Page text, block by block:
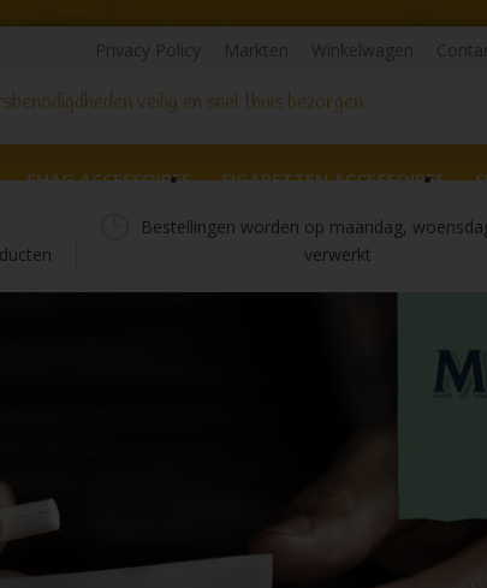
Privacy Policy Markten Winkelwagen
veilig en snel thuis bezorgen.
SHAG ACCESSOIRES SIGARETTEN ACCESSOIRES
Bestellingen worden op maandag,
verwerkt